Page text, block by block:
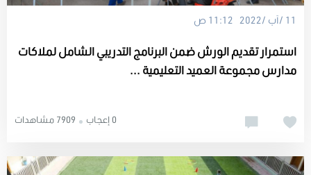
11 /آب /2022 11:12 ص
استمرار تقديم الورش ضمن البرنامج التدريبي الشامل لملاكات
مدارس مجموعة العميد التعليمية ...
7909 مشاهدات 0 إعجاب